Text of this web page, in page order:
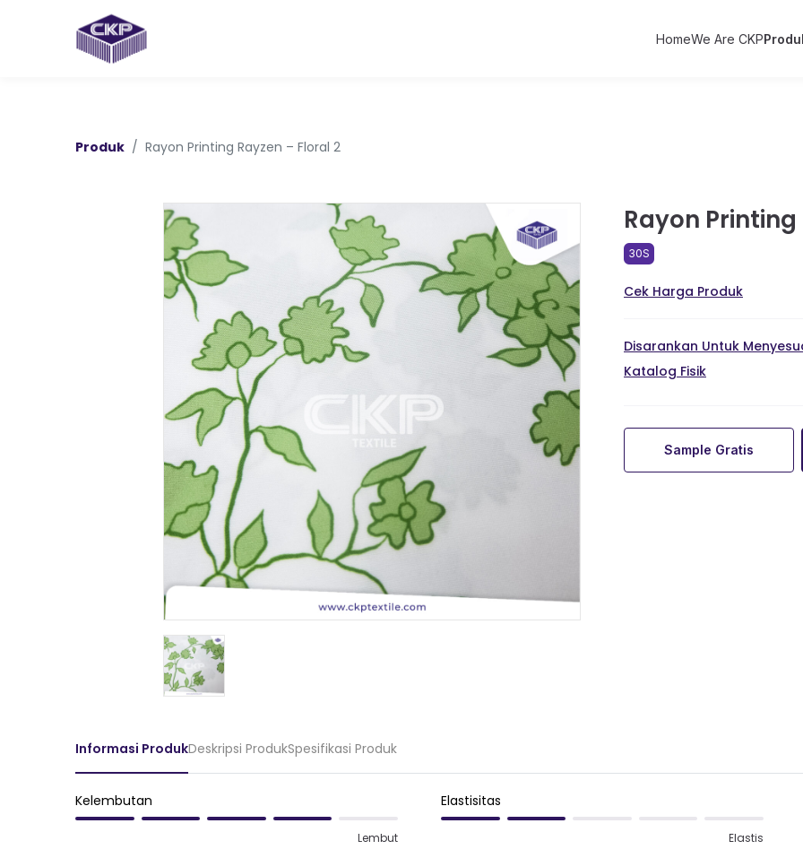
HomeWe Are CKP
Produk Rayon Printing Rayzen – Floral 2
Rayon
30S
Cek Harga Produk
Disarankan Untuk
Katalog Fisik
Sample Gratis
Informasi ProdukDeskripsi ProdukSpesifikasi Produk
Kelembutan
Lembut
Elastisitas
Elastis